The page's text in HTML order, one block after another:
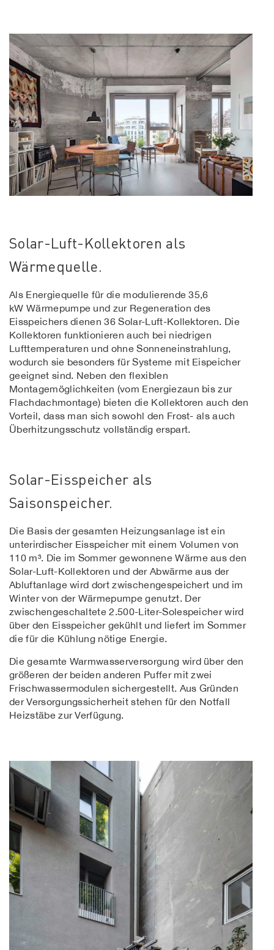
Solar-Luft-Kollektoren als
Wärmequelle.
Als Energiequelle für die modulierende 35,6
kW Wärmepumpe und zur Regeneration des
Eisspeichers dienen 36 Solar-Luft-Kollektoren. Die
Kollektoren funktionieren auch bei niedrigen
Lufttemperaturen und ohne Sonneneinstrahlung,
wodurch sie besonders für Systeme mit Eispeicher
geeignet sind. Neben den flexiblen
Montagemöglichkeiten (vom Energiezaun bis zur
Flachdachmontage) bieten die Kollektoren auch den
Vorteil, dass man sich sowohl den Frost- als auch
Überhitzungsschutz vollständig erspart.
Solar-Eisspeicher als
Saisonspeicher.
Die Basis der gesamten Heizungsanlage ist ein
unterirdischer Eisspeicher mit einem Volumen von
110 m³. Die im Sommer gewonnene Wärme aus den
Solar-Luft-Kollektoren und der Abwärme aus der
Abluftanlage wird dort zwischengespeichert und im
Winter von der Wärmepumpe genutzt. Der
zwischengeschaltete 2.500-Liter-Solespeicher wird
über den Eisspeicher gekühlt und liefert im Sommer
die für die Kühlung nötige Energie.
Die gesamte Warmwasserversorgung wird über den
größeren der beiden anderen Puffer mit zwei
Frischwassermodulen sichergestellt. Aus Gründen
der Versorgungssicherheit stehen für den Notfall
Heizstäbe zur Verfügung.